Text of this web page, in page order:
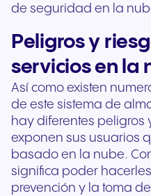
de seguridad en la
Peligros y
servicios en la
Así como existen
de este sistema de
hay diferentes peligros
exponen sus usuarios
basado en la nube.
significa poder
prevención y la toma